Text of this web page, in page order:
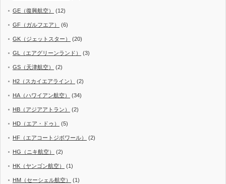
GE（復興航空） (12)
GF（ガルフエア） (6)
GK（ジェットスター） (20)
GL（エアグリーンランド） (3)
GS（天津航空） (2)
H2（スカイエアライン） (2)
HA（ハワイアン航空） (34)
HB（アジアアトラン） (2)
HD（エア・ドゥ） (5)
HF（エアコートジボワール） (2)
HG（ニキ航空） (2)
HK（ヤンゴン航空） (1)
HM（セーシェル航空） (1)